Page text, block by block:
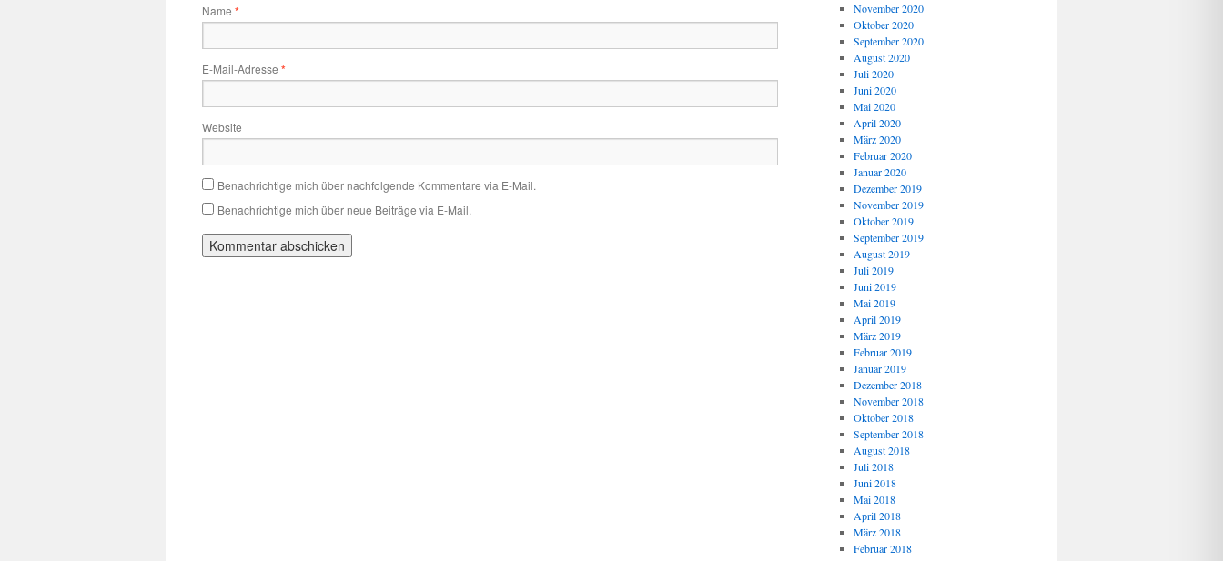
Name *
E-Mail-Adresse *
Website
Benachrichtige mich über nachfolgende Kommentare via E-Mail.
Benachrichtige mich über neue Beiträge via E-Mail.
November 2020
Oktober 2020
September 2020
August 2020
Juli 2020
Juni 2020
Mai 2020
April 2020
März 2020
Februar 2020
Januar 2020
Dezember 2019
November 2019
Oktober 2019
September 2019
August 2019
Juli 2019
Juni 2019
Mai 2019
April 2019
März 2019
Februar 2019
Januar 2019
Dezember 2018
November 2018
Oktober 2018
September 2018
August 2018
Juli 2018
Juni 2018
Mai 2018
April 2018
März 2018
Februar 2018